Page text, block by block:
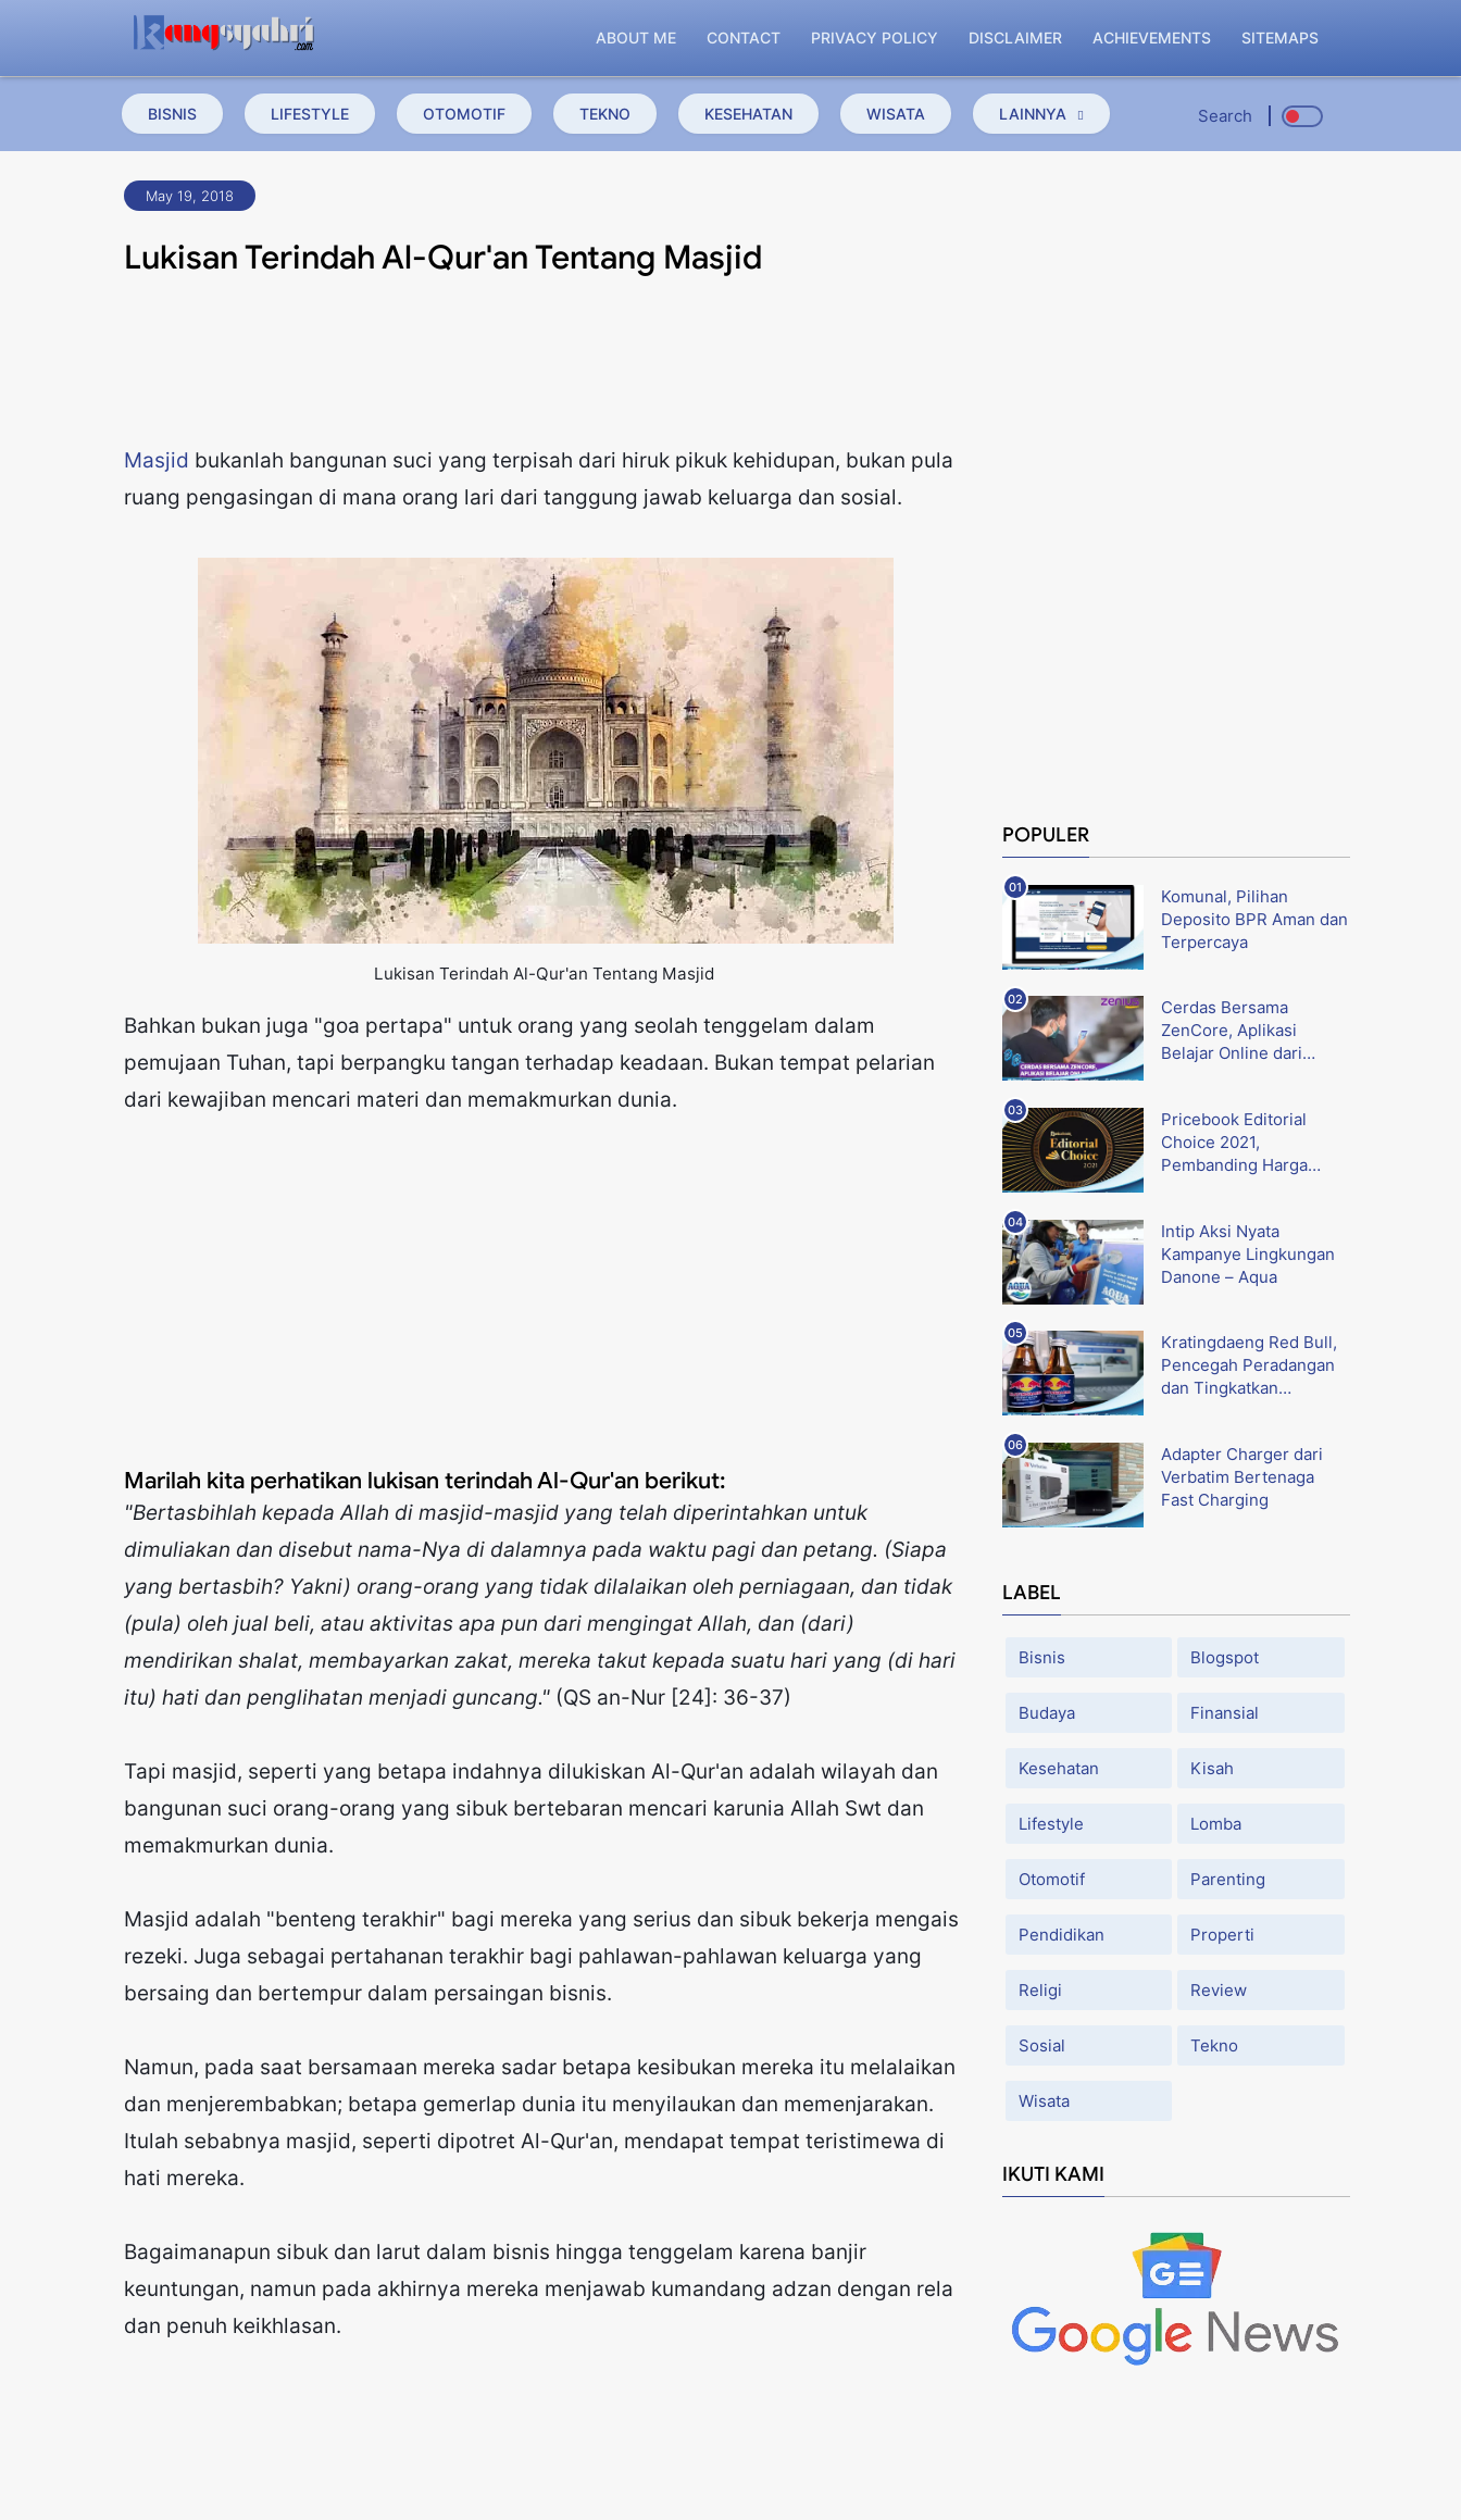
ABOUT ME CONTACT PRIVACY POLICY DISCLAIMER ACHIEVEMENTS SITEMAPS
BISNIS LIFESTYLE OTOMOTIF TEKNO KESEHATAN WISATA LAINNYA Search
May 19, 2018
Lukisan Terindah Al-Qur'an Tentang Masjid
Masjid bukanlah bangunan suci yang terpisah dari hiruk pikuk kehidupan, bukan pula
ruang pengasingan di mana orang lari dari tanggung jawab keluarga dan sosial.
Lukisan Terindah Al-Qur'an Tentang Masjid
Bahkan bukan juga "goa pertapa" untuk orang yang seolah tenggelam dalam
pemujaan Tuhan, tapi berpangku tangan terhadap keadaan. Bukan tempat pelarian
dari kewajiban mencari materi dan memakmurkan dunia.
Marilah kita perhatikan lukisan terindah Al-Qur'an berikut:
"Bertasbihlah kepada Allah di masjid-masjid yang telah diperintahkan untuk
dimuliakan dan disebut nama-Nya di dalamnya pada waktu pagi dan petang. (Siapa
yang bertasbih? Yakni) orang-orang yang tidak dilalaikan oleh perniagaan, dan tidak
(pula) oleh jual beli, atau aktivitas apa pun dari mengingat Allah, dan (dari)
mendirikan shalat, membayarkan zakat, mereka takut kepada suatu hari yang (di hari
itu) hati dan penglihatan menjadi guncang." (QS an-Nur [24]: 36-37)
Tapi masjid, seperti yang betapa indahnya dilukiskan Al-Qur'an adalah wilayah dan
bangunan suci orang-orang yang sibuk bertebaran mencari karunia Allah Swt dan
memakmurkan dunia.
Masjid adalah "benteng terakhir" bagi mereka yang serius dan sibuk bekerja mengais
rezeki. Juga sebagai pertahanan terakhir bagi pahlawan-pahlawan keluarga yang
bersaing dan bertempur dalam persaingan bisnis.
Namun, pada saat bersamaan mereka sadar betapa kesibukan mereka itu melalaikan
dan menjerembabkan; betapa gemerlap dunia itu menyilaukan dan memenjarakan.
Itulah sebabnya masjid, seperti dipotret Al-Qur'an, mendapat tempat teristimewa di
hati mereka.
Bagaimanapun sibuk dan larut dalam bisnis hingga tenggelam karena banjir
keuntungan, namun pada akhirnya mereka menjawab kumandang adzan dengan rela
dan penuh keikhlasan.
POPULER
Komunal, Pilihan
Deposito BPR Aman dan
Terpercaya
Cerdas Bersama
ZenCore, Aplikasi
Belajar Online dari
Pricebook Editorial
Choice 2021,
Pembanding Harga
Intip Aksi Nyata
Kampanye Lingkungan
Danone – Aqua
Kratingdaeng Red Bull,
Pencegah Peradangan
dan Tingkatkan
Adapter Charger dari
Verbatim Bertenaga
Fast Charging
LABEL
Bisnis Blogspot
Budaya Finansial
Kesehatan Kisah
Lifestyle Lomba
Otomotif Parenting
Pendidikan Properti
Religi Review
Sosial Tekno
Wisata
IKUTI KAMI